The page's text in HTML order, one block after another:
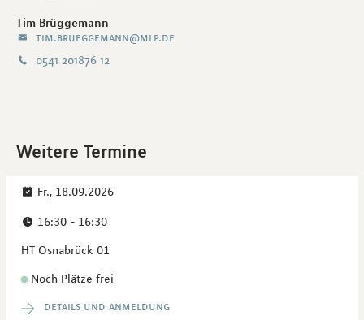
Tim Brüggemann
tim.brueggemann@mlp.de
0541 201876 12
Weitere Termine
Fr., 18.09.2026
16:30 - 16:30
HT Osnabrück 01
Noch Plätze frei
details und anmeldung